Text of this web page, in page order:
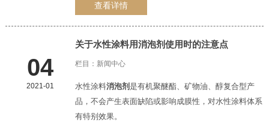
查看详情
04
2021-01
关于水性涂料用消泡剂使用时的注意点
栏目： 新闻中心
水性涂料消泡剂 是有机聚醚酯、矿物油、醇复合型产
品，不会产生表面缺陷或影响成膜性，对水性涂料体系
有特别效果。